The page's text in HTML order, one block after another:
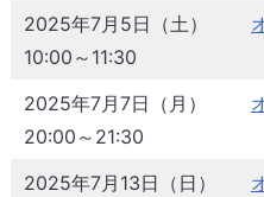
2025年7月5日（土）
10:00～11:30
2025年7月7日（月）
20:00～21:30
2025年7月13日（日）